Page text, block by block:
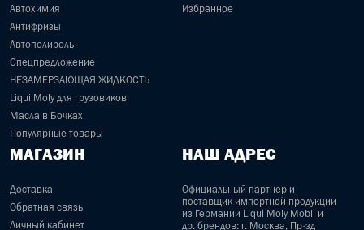
Автохимия
Антифризы
Автополироль
Спецпредложение
НЕЗАМЕРЗАЮЩАЯ ЖИДКОСТЬ
Liqui Moly для грузовиков
Масла в Бочках
Популярные товары
Избранное
МАГАЗИН
Доставка
Обратная связь
Личный кабинет
НАШ АДРЕС
Официальный партнер и
поставщик импортной продукции
из Германии Liqui Moly Mobil и
др. брендов: г. Москва, Пр-зд